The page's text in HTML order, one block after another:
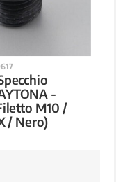
-
M10 /
/ Nero)